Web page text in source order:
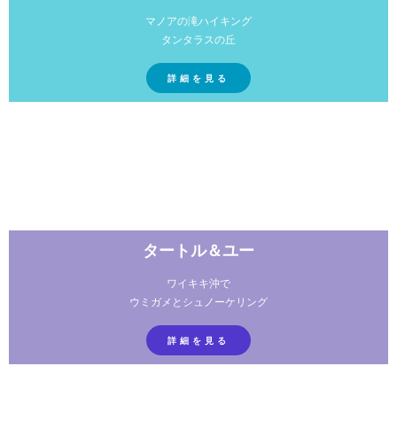
マノアの滝ハイキング
タンタラスの丘
詳細を見る
タートル＆ユー
ワイキキ沖で
ウミガメとシュノーケリング
詳細を見る